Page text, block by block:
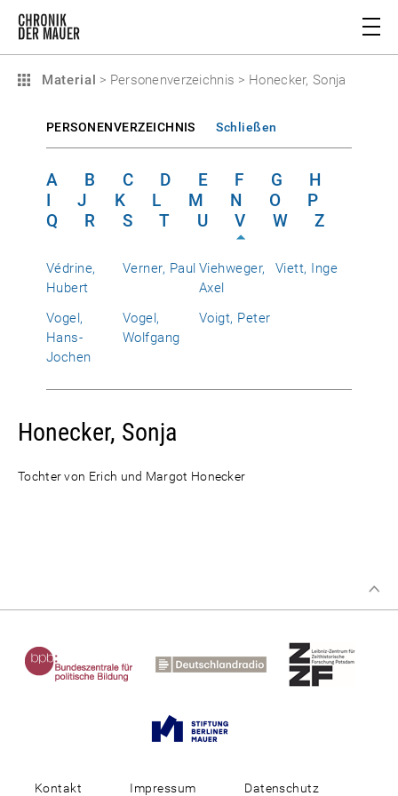
Material > Personenverzeichnis > Honecker, Sonja
PERSONENVERZEICHNIS Schließen
A B C D E F G
H
I
J K L M N O
P
Q
R S T U V W Z
Védrine,
Hubert
Verner, Paul Viehweger,
Axel
Viett, Inge
Vogel,
Hans-
Jochen
Vogel,
Wolfgang
Voigt, Peter
Honecker, Sonja
Tochter von Erich und Margot Honecker
Kontakt Impressum Datenschutz